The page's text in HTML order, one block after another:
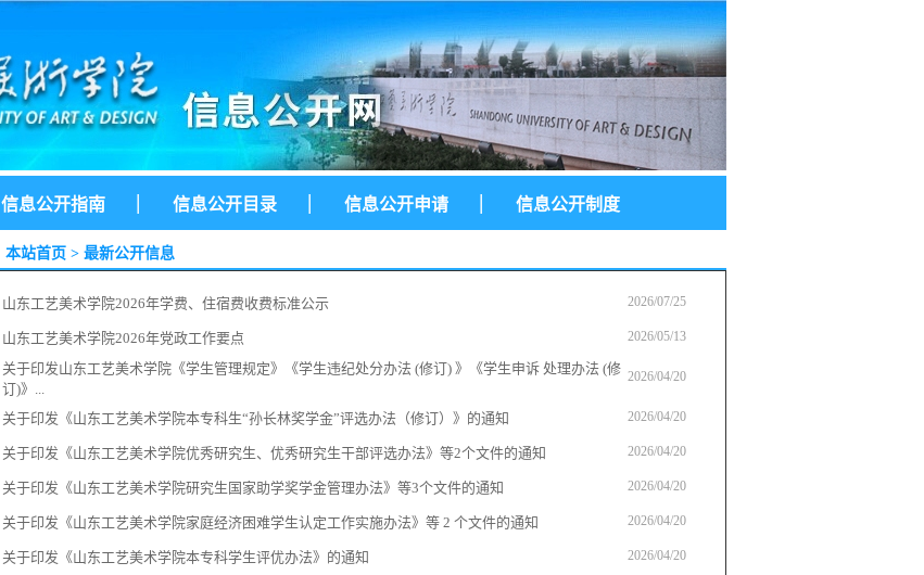
信息公开指南 | 信息公开目录 | 信息公开申请 | 信息公开制度
本站首页 > 最新公开信息
山东工艺美术学院2026年学费、住宿费收费标准公示 2026/07/25
山东工艺美术学院2026年党政工作要点 2026/05/13
关于印发山东工艺美术学院《学生管理规定》《学生违纪处分办法 (修订) 》《学生申诉 处理办法 (修
订)》...
2026/04/20
关于印发《山东工艺美术学院本专科生“孙长林奖学金”评选办法（修订）》的通知 2026/04/20
关于印发《山东工艺美术学院优秀研究生、优秀研究生干部评选办法》等2个文件的通知 2026/04/20
关于印发《山东工艺美术学院研究生国家助学奖学金管理办法》等3个文件的通知 2026/04/20
关于印发《山东工艺美术学院家庭经济困难学生认定工作实施办法》等 2 个文件的通知 2026/04/20
关于印发《山东工艺美术学院本专科学生评优办法》的通知 2026/04/20